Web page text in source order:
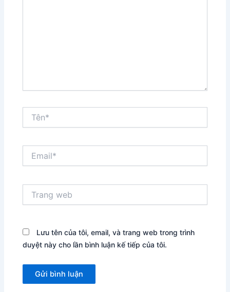
web
Lưu tên của tôi, email, và trang web trong trình
duyệt này cho lần bình luận kế tiếp của tôi.